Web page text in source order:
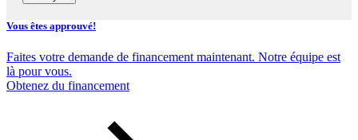
Vous êtes approuvé!
Faites votre demande de financement maintenant. Notre équipe est
là pour vous.
Obtenez du financement